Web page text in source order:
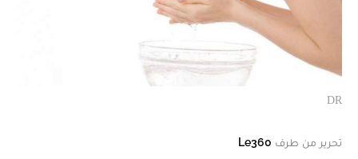
DR
تحرير من طرف Le360